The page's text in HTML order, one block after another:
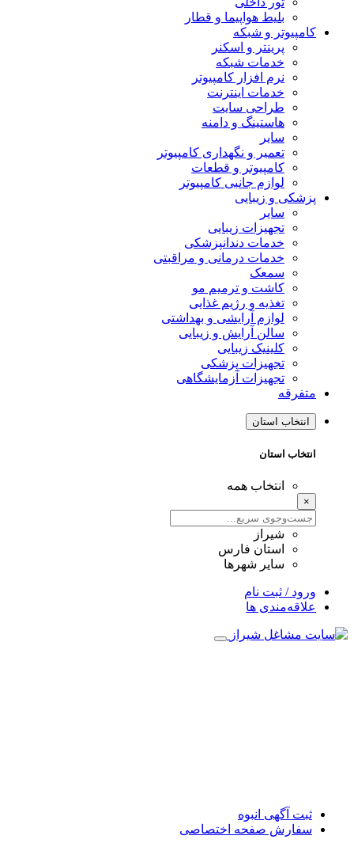
بلیط هواپیما و قطار
کامپیوتر و شبکه
پرینتر و اسکنر
خدمات شبکه
نرم افزار کامپیوتر
خدمات اینترنت
طراحی سایت
هاستینگ و دامنه
سایر
تعمیر و نگهداری کامپیوتر
کامپیوتر و قطعات
لوازم جانبی کامپیوتر
پزشکی و زیبایی
سایر
تجهیزات زیبایی
خدمات دندانپزشکی
خدمات درمانی و مراقبتی
سمعک
کاشت و ترمیم مو
تغذیه و رژیم غذایی
لوازم آرایشی و بهداشتی
سالن آرایش و زیبایی
کلینیک زیبایی
تجهیزات پزشکی
تجهیزات آزمایشگاهی
متفرقه
انتخاب استان
انتخاب استان
انتخاب همه
×
شیراز
استان فارس
سایر شهرها
ورود / ثبت نام
علاقه‌مندی ها
ثبت آگهی انبوه
سفارش صفحه اختصاصی